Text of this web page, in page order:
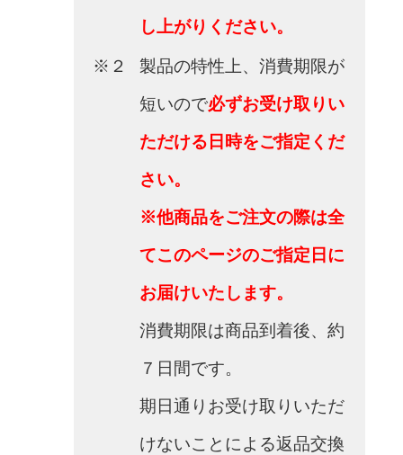
し上がりください。
※２
製品の特性上、消費期限が
短いので必ずお受け取りい
ただける日時をご指定くだ
さい。
※他商品をご注文の際は全
てこのページのご指定日に
お届けいたします。
消費期限は商品到着後、約
７日間です。
期日通りお受け取りいただ
けないことによる返品交換